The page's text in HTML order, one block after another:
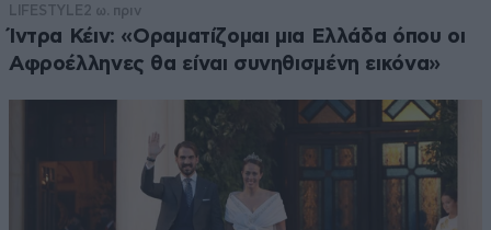
LIFESTYLE 2 ω. πριν
Ίντρα Κέιν: «Οραματίζομαι μια Ελλάδα όπου οι
Αφροέλληνες θα είναι συνηθισμένη εικόνα»